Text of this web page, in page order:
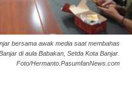
bersama awak media saat membahas
di aula Babakan, Setda Kota Banjar.
Foto/Hermanto.PasumfanNews.com